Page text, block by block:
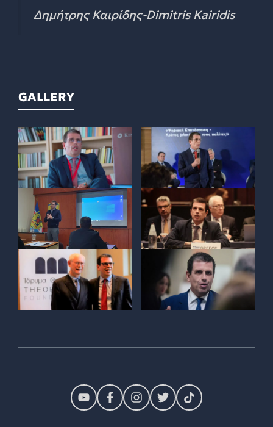
Δημήτρης Καιρίδης-Dimitris Kairidis
GALLERY